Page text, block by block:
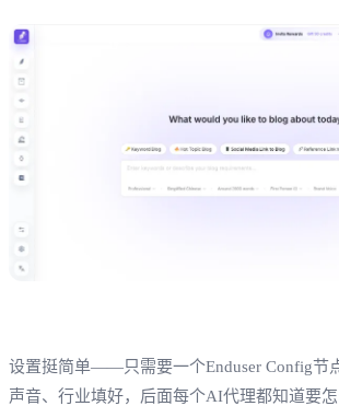
设置挺简单——只需要一个Enduser Config节
声音、行业填好，后面每个AI代理都知道要